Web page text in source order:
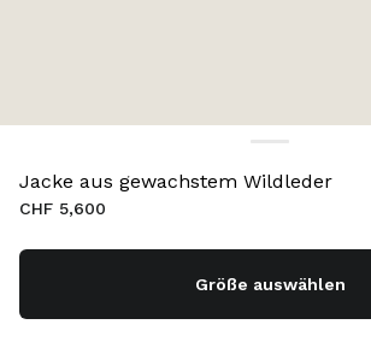
Jacke aus gewachstem Wildleder
CHF 5,600
Größe auswählen